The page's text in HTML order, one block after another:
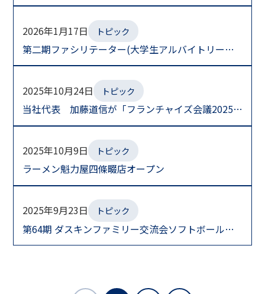
2026年1月17日 トピック
第二期ファシリテーター(大学生アルバイトリーダ
ー)任命式を開催しました。
2025年10月24日
トピック
当社代表 加藤道信が「フランチャイズ会議2025」
に講師として登壇しました。
2025年10月9日
トピック
ラーメン魁力屋四條畷店オープン
2025年9月23日 トピック
第64期 ダスキンファミリー交流会ソフトボール愛
の輪カップ参加